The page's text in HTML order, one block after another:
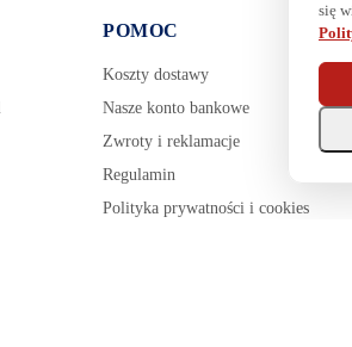
POMOC
Koszty dostawy
Nasze konto bankowe
Zwroty i reklamacje
Regulamin
Polityka prywatności i cookies
się